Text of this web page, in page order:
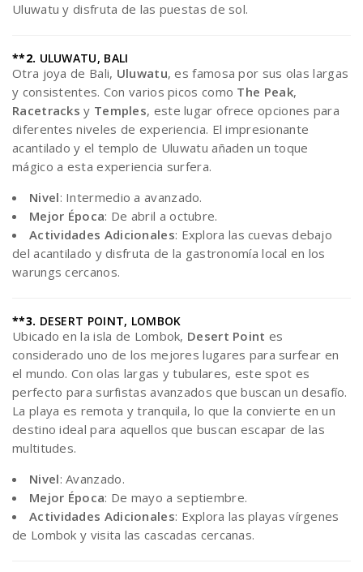
Uluwatu y disfruta de las puestas de sol.
**2. ULUWATU, BALI
Otra joya de Bali, Uluwatu, es famosa por sus olas largas
y consistentes. Con varios picos como The Peak,
Racetracks y Temples, este lugar ofrece opciones para
diferentes niveles de experiencia. El impresionante
acantilado y el templo de Uluwatu añaden un toque
mágico a esta experiencia surfera.
Nivel: Intermedio a avanzado.
Mejor Época: De abril a octubre.
Actividades Adicionales: Explora las cuevas debajo
del acantilado y disfruta de la gastronomía local en los
warungs cercanos.
**3. DESERT POINT, LOMBOK
Ubicado en la isla de Lombok, Desert Point es
considerado uno de los mejores lugares para surfear en
el mundo. Con olas largas y tubulares, este spot es
perfecto para surfistas avanzados que buscan un desafío.
La playa es remota y tranquila, lo que la convierte en un
destino ideal para aquellos que buscan escapar de las
multitudes.
Nivel: Avanzado.
Mejor Época: De mayo a septiembre.
Actividades Adicionales: Explora las playas vírgenes
de Lombok y visita las cascadas cercanas.